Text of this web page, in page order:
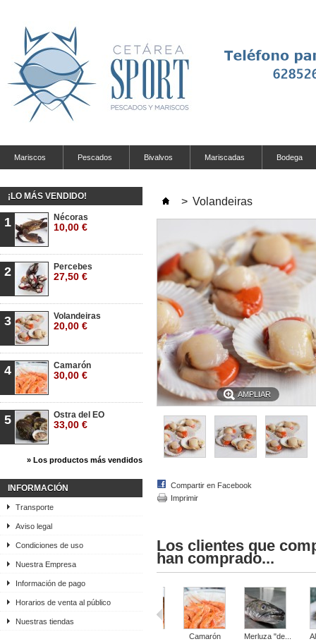
Mariscos Pescados Bivalvos Mariscadas Bodega
¡LO MÁS VENDIDO!
1 Nécoras
10,00 €
2 Percebes
27,50 €
3 Volandeiras
20,00 €
4 Camarón
30,00 €
5 Ostra del EO
33,00 €
» Los productos más vendidos
INFORMACIÓN
Transporte
Aviso legal
Condiciones de uso
Nuestra Empresa
Información de pago
Horarios de venta al público
Nuestras tiendas
> Volandeiras
AMPLIAR
Compartir en Facebook
Imprimir
Los clientes que
han comprado...
Camarón Merluza "de...